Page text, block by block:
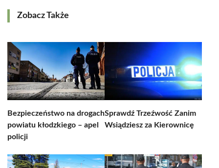
Zobacz Także
Bezpieczeństwo na drogach
powiatu kłodzkiego – apel
policji
Sprawdź Trzeźwość Zanim
Wsiądziesz za Kierownicę